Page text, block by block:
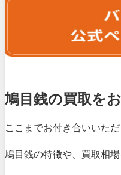
鳩目銭の買取を
ここまでお付き合いいた
鳩目銭の特徴や、買取相場